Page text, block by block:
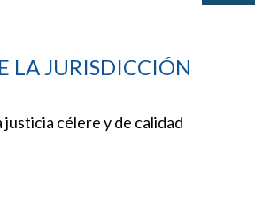
LA JURISDICCIÓN
célere y de calidad